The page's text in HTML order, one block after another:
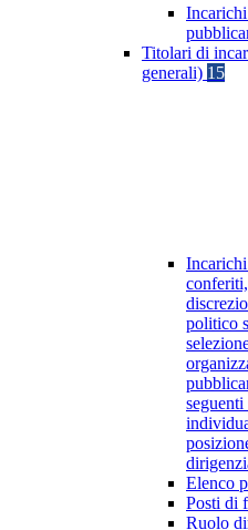
Titolari di
generali) 15
politico
Elenco
Posti di
Ruolo